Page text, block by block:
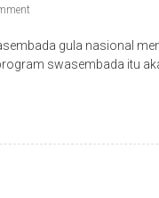
gula nasional
swasembada itu